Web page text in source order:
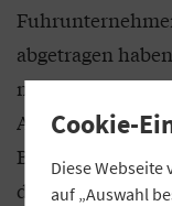
abgetragen
müssen,
Archäologen
Baufeld jetzt
den Arbeiten
Cookie-
Diese Webseite
auf „Auswahl